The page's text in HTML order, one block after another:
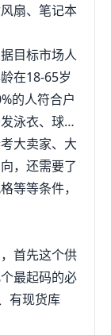
境电商最终
选品中的老
来寻找蓝海
则，爆款只
站，请继续
扇、笔记本
目标市场人
在18-65岁
的人符合户
泳衣、球
大卖家、大
，还需要了
等等条件，
首先这个供
最起码的必
有现货库